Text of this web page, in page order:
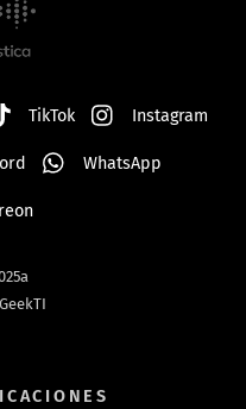
TikTok Instagram
WhatsApp